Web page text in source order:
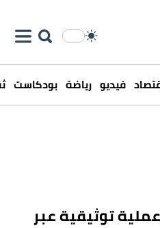
فيديو رياضة بودكاست
770 ألف عملية توثيقية عبر